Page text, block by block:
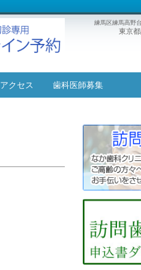
練馬区練馬高野
東京
アクセス 歯科医師募集